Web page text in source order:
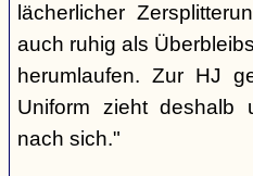
lächerlicher
auch ruhig als
herumlaufen. Zur HJ
Uniform zieht deshalb
nach sich."